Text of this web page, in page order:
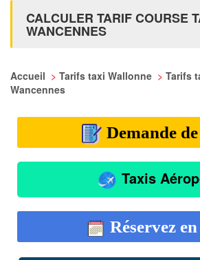
CALCULER TARIF COURSE
WANCENNES
Accueil > Tarifs taxi Wallonne > Tarifs
Wancennes
Demande
Taxis
Réservez